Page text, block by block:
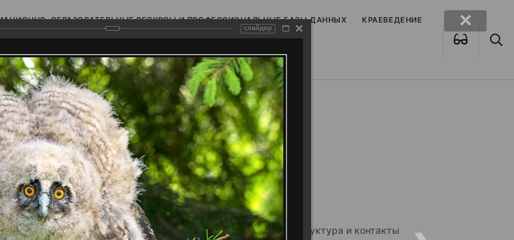
ОБРАЗОВАТЕЛЬНЫЕ РЕСУРСЫ И ПРОФЕССИОНАЛЬНЫЕ БАЗЫ ДАННЫХ КРАЕВЕДЕНИЕ
Структура и контакты
слайдер